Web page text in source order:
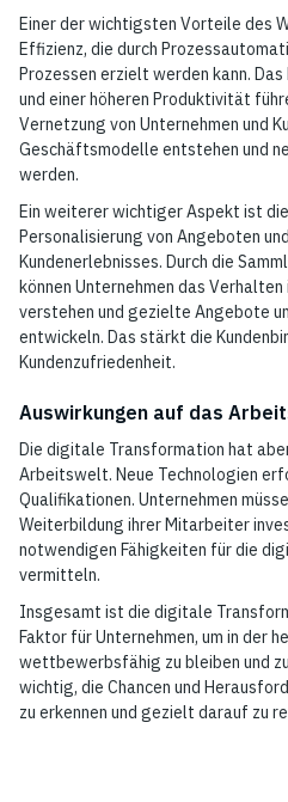
Einer der wichtigsten Vorteile des
Effizienz, die durch
Prozessen erzielt werden kann.
und einer höheren Produktivität
Vernetzung von Unternehmen und
Geschäftsmodelle entstehen und
werden.
Ein weiterer wichtiger Aspekt ist
Personalisierung von Angeboten
Kundenerlebnisses. Durch die
können Unternehmen das
verstehen und gezielte Angebote
entwickeln. Das stärkt die
Kundenzufriedenheit.
Auswirkungen auf das
Die digitale Transformation hat
Arbeitswelt. Neue Technologien
Qualifikationen. Unternehmen
Weiterbildung ihrer Mitarbeiter
notwendigen Fähigkeiten für die
vermitteln.
Insgesamt ist die digitale
Faktor für Unternehmen, um in der
wettbewerbsfähig zu bleiben und
wichtig, die Chancen und
zu erkennen und gezielt darauf zu